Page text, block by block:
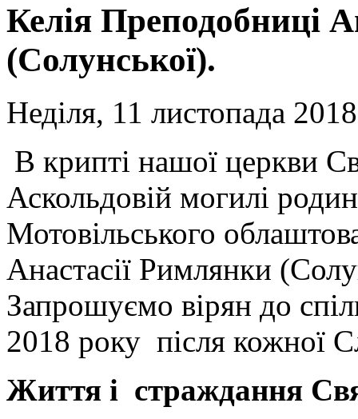
Келія Преподобниці
(Солунської).
Неділя, 11 листопада
В крипті нашої церкви
Аскольдовій могилі
Мотовільського
Анастасії Римлянки
Запрошуємо вірян до
2018 року після кожної
Життя і страждання С